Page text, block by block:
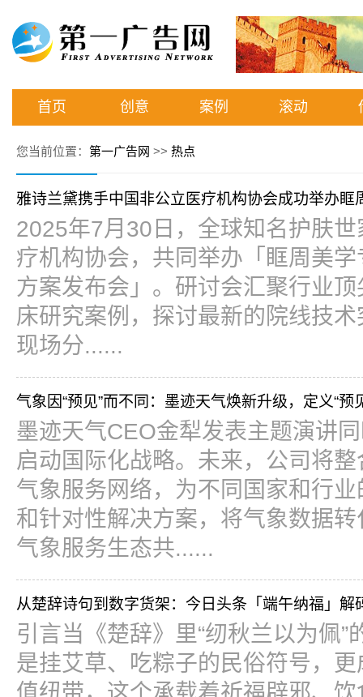
首页 创意 案例 滚动
您当前位置： 第一广告网 >> 热点
雅诗兰黛携手中国非公立医疗机构协会成功举办眶
2025年7月30日，全球知名护肤
疗机构协会，共同举办「眶周美
方案发布会」。研讨会汇聚行业
床研究案例，探讨最新的院线技
现场分......
气象因“预见”而不同：墨迹天气焕新升级，定义“预
墨迹天气CEO金犁发表主题演讲
启动国际化战略。未来，公司将
气象服务网络，为不同国家和行
和针对性解决方案，将气象数据
气象服务生态共......
从楚辞诗句到数字货架：今日头条「端午纳福」解
引言当《楚辞》里“纫秋兰以为佩
是挂艾草、吃粽子的民俗符号，